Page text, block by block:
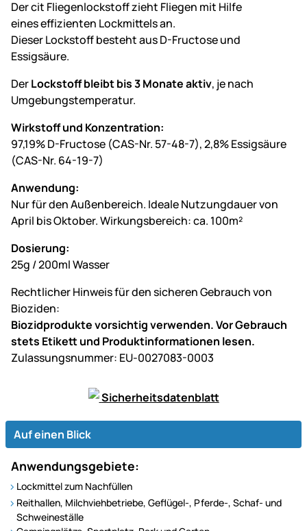
Der cit Fliegenlockstoff zieht Fliegen mit Hilfe
eines effizienten Lockmittels an.
Dieser Lockstoff besteht aus D-Fructose und
Essigsäure.
DerLockstoff bleibt bis 3 Monate aktiv, je nach
Umgebungstemperatur.
Wirkstoff und Konzentration:
97,19% D-Fructose (CAS-Nr. 57-48-7), 2,8% Essigsäure
(CAS-Nr. 64-19-7)
Anwendung:
Nur für den Außenbereich. Ideale Nutzungdauer von
April bis Oktober. Wirkungsbereich: ca. 100m²
Dosierung:
25g / 200ml Wasser
Rechtlicher Hinweis für den sicheren Gebrauch von
Bioziden:
Biozidprodukte vorsichtig verwenden. Vor Gebrauch
stets Etikett und Produktinformationen lesen.
Zulassungsnummer: EU-0027083-0003
Sicherheitsdatenblatt
Auf einen Blick
Anwendungsgebiete:
Lockmittel zum Nachfüllen
Reithallen, Milchviehbetriebe, Geflügel-, Pferde-, Schaf- und
Schweineställe